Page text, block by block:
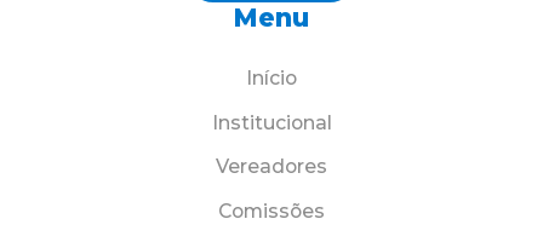
Menu
Início
Institucional
Vereadores
Comissões